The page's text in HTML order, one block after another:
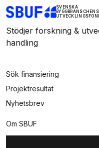
SVENSKA
BYGGBRANSCHENS
Stödjer forskning &
handling
Sök finansiering
Projektresultat
Nyhetsbrev
Om SBUF
Kontakt